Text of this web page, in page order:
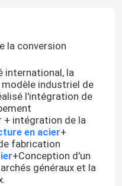
la conversion
international, la
industriel de
l'intégration de
+ intégration de la
en acier+
fabrication
+Conception d'un
généraux et la